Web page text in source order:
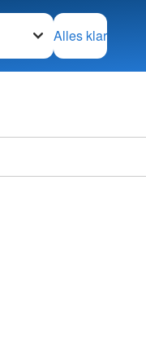
zu
Alles klar